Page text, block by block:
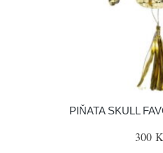
PIŇATA SKULL
300